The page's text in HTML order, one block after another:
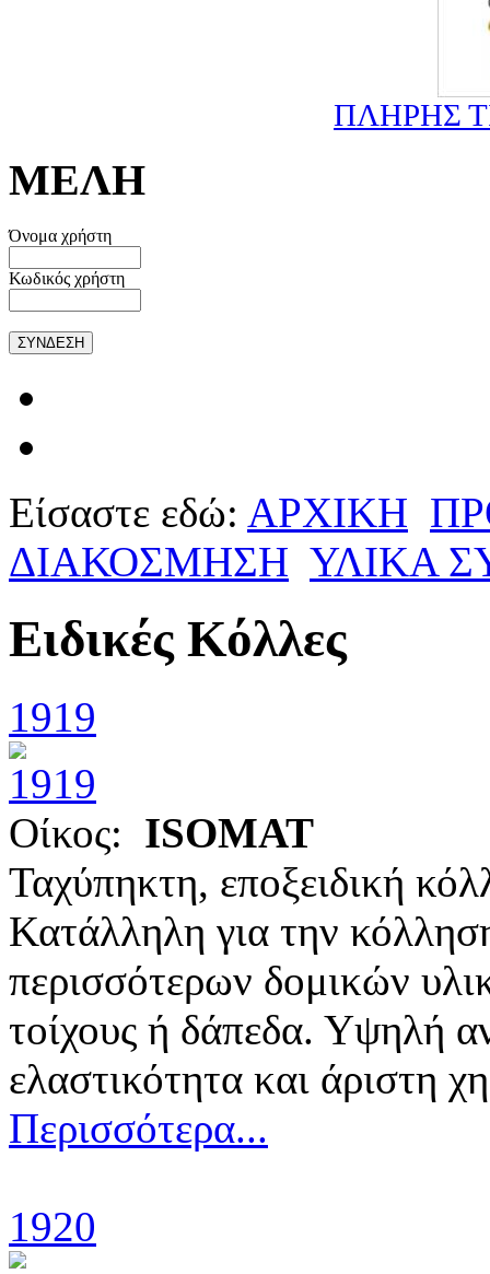
ΠΛΗΡΗΣ
ΜΕΛΗ
Όνομα χρήστη
Κωδικός χρήστη
Είσαστε εδώ: ΑΡΧΙΚΗ
ΔΙΑΚΟΣΜΗΣΗ ΥΛΙΚΑ
Ειδικές Κόλλες
1919
Οίκος: ISOMAT
Ταχύπηκτη, εποξειδική
Κατάλληλη για την
περισσότερων δομικών
τοίχους ή δάπεδα. Υψηλή
ελαστικότητα και άριστη
Περισσότερα...
1920